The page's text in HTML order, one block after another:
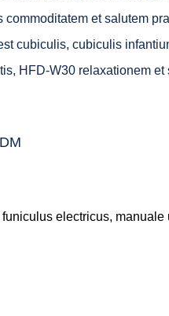
et salutem
cubiculis, cubiculis
HFD-W30 relaxationem et
funiculus electricus, manuale